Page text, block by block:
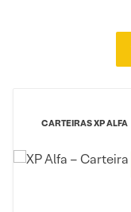
CARTEIRAS XP ALFA